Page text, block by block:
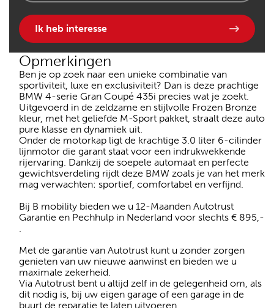
Ik heb interesse
Opmerkingen
Ben je op zoek naar een unieke combinatie van
sportiviteit, luxe en exclusiviteit? Dan is deze prachtige
BMW 4-serie Gran Coupé 435i precies wat je zoekt.
Uitgevoerd in de zeldzame en stijlvolle Frozen Bronze
kleur, met het geliefde M-Sport pakket, straalt deze auto
pure klasse en dynamiek uit.
Onder de motorkap ligt de krachtige 3.0 liter 6-cilinder
lijnmotor die garant staat voor een indrukwekkende
rijervaring. Dankzij de soepele automaat en perfecte
gewichtsverdeling rijdt deze BMW zoals je van het merk
mag verwachten: sportief, comfortabel en verfijnd.
Bij B mobility bieden we u 12-Maanden Autotrust
Garantie en Pechhulp in Nederland voor slechts € 895,-
Met de garantie van Autotrust kunt u zonder zorgen
genieten van uw nieuwe aanwinst en bieden we u
maximale zekerheid.
Via Autotrust bent u altijd zelf in de gelegenheid om, als
dit nodig is, bij uw eigen garage of een garage in de
buurt de reparatie te laten uitvoeren.